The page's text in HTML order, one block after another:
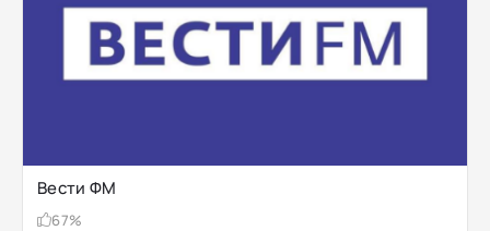
Вести ФМ
67%